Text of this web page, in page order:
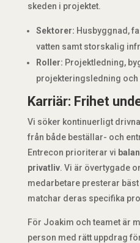
skeden i projektet.
Sektorer: Husbyggnad,
vatten samt storskalig
Roller: Projektledning,
projekteringsledning
Karriär: Frihet
Vi söker kontinuerligt
från både beställar- och
Entrecon prioriterar vi
privatliv. Vi är övertygade
medarbetare presterar
matchar deras specifika
För Joakim och teamet är
person med rätt uppdrag